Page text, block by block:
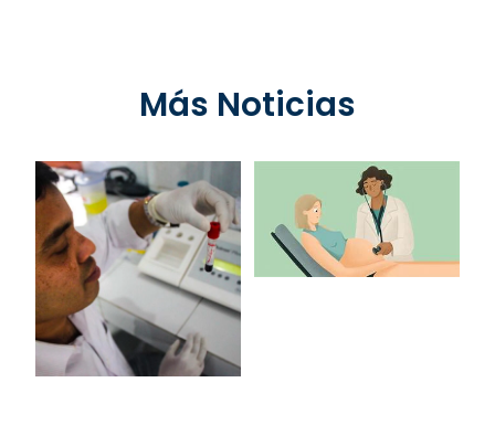
Más Noticias